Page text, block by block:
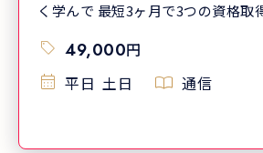
く学んで 最短3ヶ月で3つの資格取
指せます
49,000円
平日 土日 通信